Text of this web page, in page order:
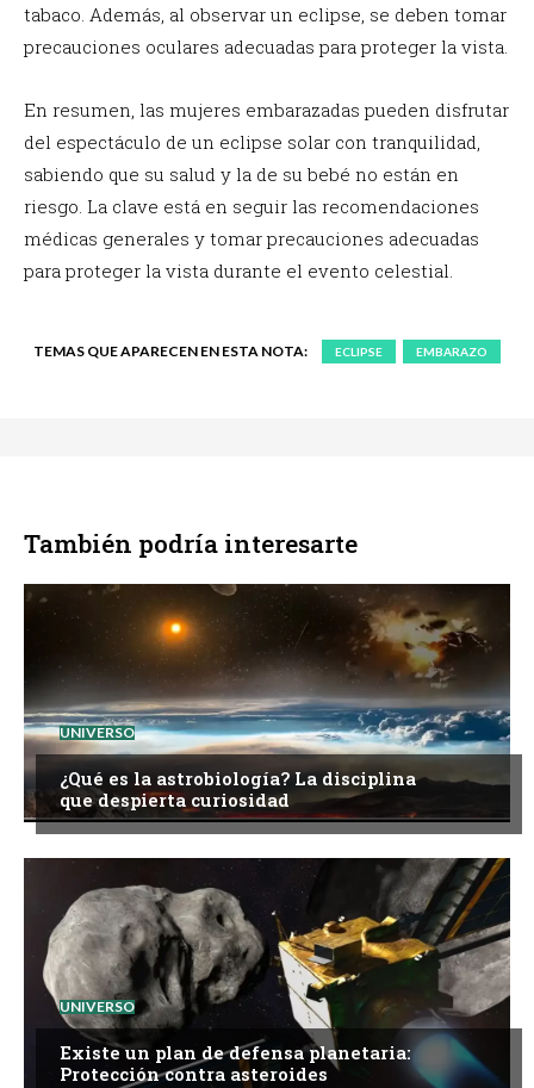
tabaco. Además, al observar un eclipse, se deben tomar
precauciones oculares adecuadas para proteger la vista.
En resumen, las mujeres embarazadas pueden disfrutar
del espectáculo de un eclipse solar con tranquilidad,
sabiendo que su salud y la de su bebé no están en
riesgo. La clave está en seguir las recomendaciones
médicas generales y tomar precauciones adecuadas
para proteger la vista durante el evento celestial.
TEMAS QUE APARECEN EN ESTA NOTA: ECLIPSE EMBARAZO
También podría interesarte
UNIVERSO
¿Qué es la astrobiología? La disciplina
que despierta curiosidad
UNIVERSO
Existe un plan de defensa planetaria:
Protección contra asteroides